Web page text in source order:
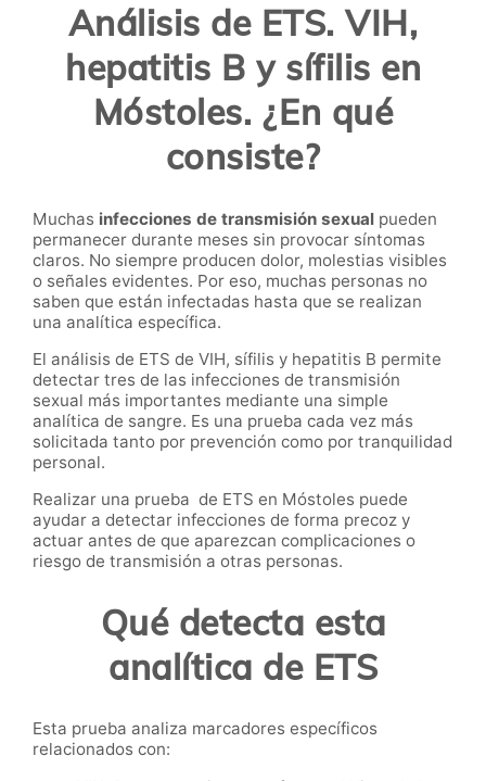
Análisis de ETS. VIH,
hepatitis B y sífilis en
Móstoles. ¿En qué
consiste?
Muchas infecciones de transmisión sexual pueden
permanecer durante meses sin provocar síntomas
claros. No siempre producen dolor, molestias visibles
o señales evidentes. Por eso, muchas personas no
saben que están infectadas hasta que se realizan
una analítica específica.
El análisis de ETS de VIH, sífilis y hepatitis B permite
detectar tres de las infecciones de transmisión
sexual más importantes mediante una simple
analítica de sangre. Es una prueba cada vez más
solicitada tanto por prevención como por tranquilidad
personal.
Realizar una prueba de ETS en Móstoles puede
ayudar a detectar infecciones de forma precoz y
actuar antes de que aparezcan complicaciones o
riesgo de transmisión a otras personas.
Qué detecta esta
analítica de ETS
Esta prueba analiza marcadores específicos
relacionados con: